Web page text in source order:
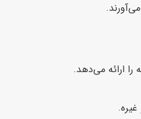
ارائه می‌دهد.